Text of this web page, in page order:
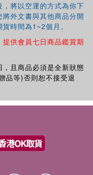
將以空運的方式為你下
外文書與其他商品分開
時間為1~2個月。
提供會員七日商品鑑賞期
且商品必須是全新狀態
品等)否則恕不接受退